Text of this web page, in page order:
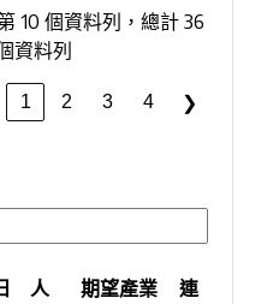
10 個資料列，總計 36
資料列
1 2 3 4 ❯
人
期望產業
連